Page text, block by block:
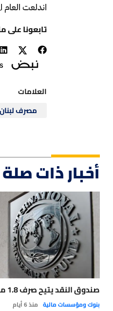
اندلعت العام
تابعونا على
العلامات
مصرف لبنان
أخبار ذات صلة
صندوق النقد يتيح صرف 1.8 مليار دولار لمصر
بنوك ومؤسسات مالية منذ 6 أيام